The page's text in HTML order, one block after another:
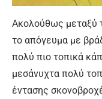
Ακολούθως μεταξύ
το απόγευμα με
πολύ πιο τοπικά
μεσάνυχτα πολύ
έντασης